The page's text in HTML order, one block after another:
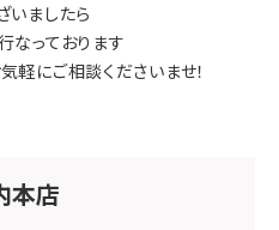
いましたら
なっております
にご相談くださいませ！
本店